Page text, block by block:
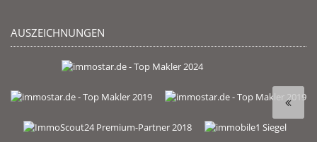
AUSZEICHNUNGEN